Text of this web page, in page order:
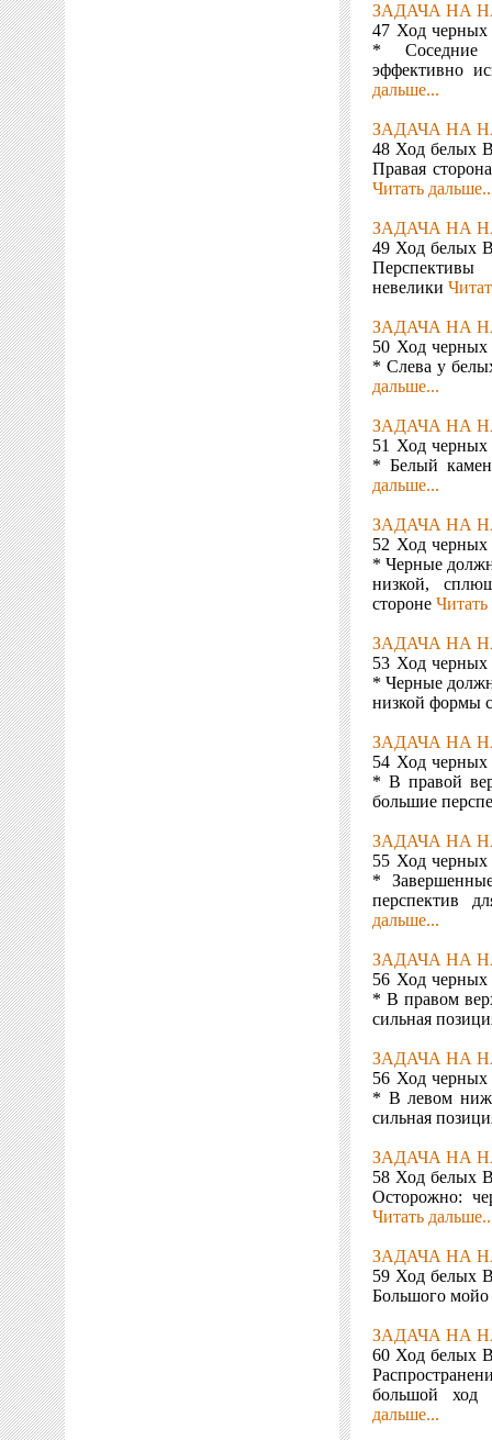
ЗАДАЧА НА
47 Ход черных
* Соседние
эффективно
дальше...
ЗАДАЧА НА
48 Ход белых
Правая
Читать
ЗАДАЧА НА
49 Ход белых
Перспективы
невелики
ЗАДАЧА НА
50 Ход черных
* Слева у
дальше...
ЗАДАЧА НА
51 Ход черных
* Белый
дальше...
ЗАДАЧА НА
52 Ход черных
* Черные
низкой,
стороне
ЗАДАЧА НА
53 Ход черных
* Черные
низкой формы
ЗАДАЧА НА
54 Ход черных
* В правой
большие
ЗАДАЧА НА
55 Ход черных
*
перспектив
дальше...
ЗАДАЧА НА
56 Ход черных
* В правом
сильная
ЗАДАЧА НА
56 Ход черных
* В левом
сильная
ЗАДАЧА НА
58 Ход белых
Осторожно:
Читать
ЗАДАЧА НА
59 Ход белых
Большого мойо
ЗАДАЧА НА
60 Ход белых
большой
дальше...